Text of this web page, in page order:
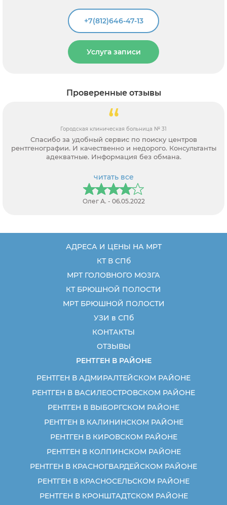
+7(812)646-47-13
Услуга записи
Проверенные отзывы
Городская клиническая больница № 31
Спасибо за удобный сервис по поиску центров
рентгенографии. И качественно и недорого. Консультанты
адекватные. Информация без обмана.
читать все
Олег А. - 06.05.2022
АДРЕСА И ЦЕНЫ НА МРТ
КТ В СПб
МРТ ГОЛОВНОГО МОЗГА
КТ БРЮШНОЙ ПОЛОСТИ
МРТ БРЮШНОЙ ПОЛОСТИ
УЗИ в СПб
КОНТАКТЫ
ОТЗЫВЫ
РЕНТГЕН В РАЙОНЕ
РЕНТГЕН В АДМИРАЛТЕЙСКОМ РАЙОНЕ
РЕНТГЕН В ВАСИЛЕОСТРОВСКОМ РАЙОНЕ
РЕНТГЕН В ВЫБОРГСКОМ РАЙОНЕ
РЕНТГЕН В КАЛИНИНСКОМ РАЙОНЕ
РЕНТГЕН В КИРОВСКОМ РАЙОНЕ
РЕНТГЕН В КОЛПИНСКОМ РАЙОНЕ
РЕНТГЕН В КРАСНОГВАРДЕЙСКОМ РАЙОНЕ
РЕНТГЕН В КРАСНОСЕЛЬСКОМ РАЙОНЕ
РЕНТГЕН В КРОНШТАДТСКОМ РАЙОНЕ